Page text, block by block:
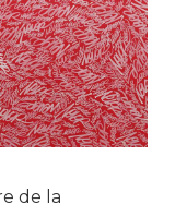
de la